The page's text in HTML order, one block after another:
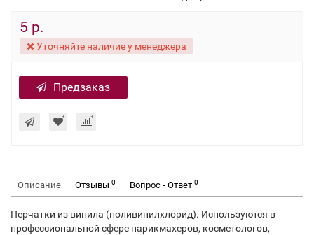
5 р.
Уточняйте наличие у менеджера
Предзаказ
Описание Отзывы 0 Вопрос - Ответ 0
Перчатки из винила (поливинилхлорид). Используются в
профессиональной сфере парикмахеров, косметологов,